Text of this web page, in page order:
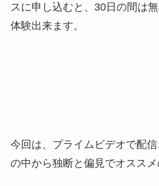
スに申し込むと、30日の間は
体験出来ます。
今回は、プライムビデオで配
の中から独断と偏見でオスス